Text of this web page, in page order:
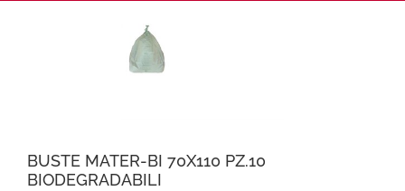
BUSTE MATER-BI 70X110 PZ.10
BIODEGRADABILI